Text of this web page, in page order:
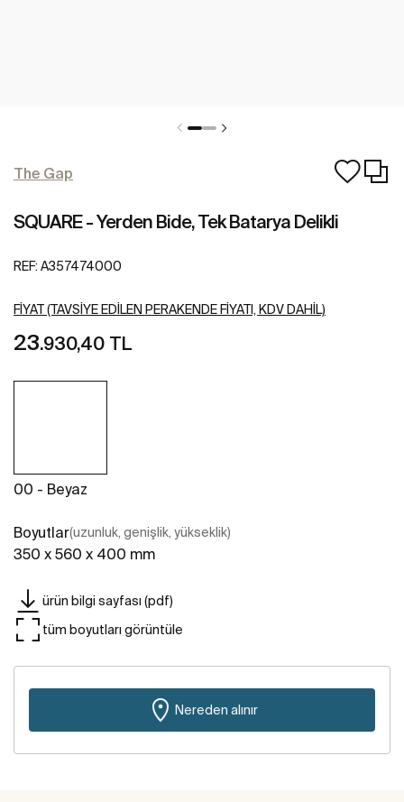
The Gap
SQUARE - Yerden Bide, Tek Batarya Delikli
REF: A357474000
FIYAT (TAVSIYE EDILEN PERAKENDE FIYATI, KDV DAHIL)
23.930,40 TL
00 - Beyaz
Boyutlar(uzunluk, genişlik, yükseklik)
350 x 560 x 400 mm
ürün bilgi sayfası (pdf)
tüm boyutları görüntüle
Nereden alınır